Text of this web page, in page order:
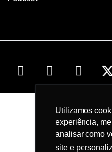
Utilizamos
experiência,
analisar como
site e
Utilizamos
experiência,
analisar como
site e